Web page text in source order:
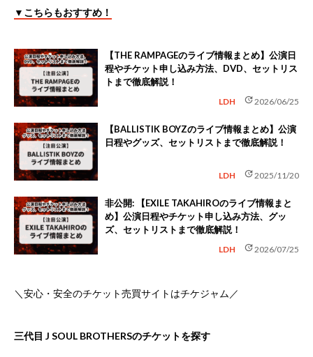
▼こちらもおすすめ！
【THE RAMPAGEのライブ情報まとめ】公演日
程やチケット申し込み方法、DVD、セットリス
トまで徹底解説！
LDH update2026/06/25
【BALLISTIK BOYZのライブ情報まとめ】公演
日程やグッズ、セットリストまで徹底解説！
LDH update2025/11/20
非公開: 【EXILE TAKAHIROのライブ情報まと
め】公演日程やチケット申し込み方法、グッ
ズ、セットリストまで徹底解説！
LDH update2026/07/25
＼安心・安全のチケット売買サイトはチケジャム／
三代目 J SOUL BROTHERSのチケットを探す